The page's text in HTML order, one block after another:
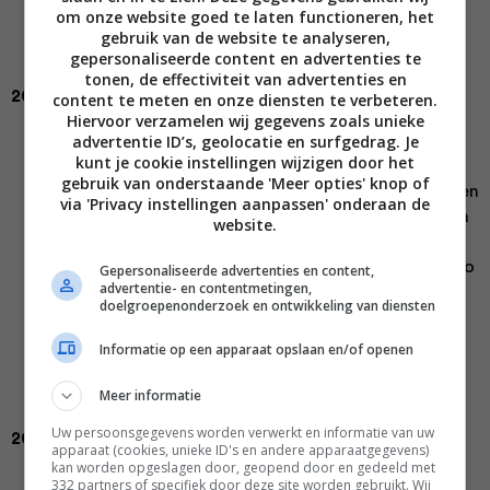
ze alles zien en proeven van haar Friese Roots tot
eeuwige inspiratiebron New York City!
2016
Hollen, rennen, vliegen en weer doorgaan. En
tussen al die drukte door het liefst gezond eten,
hóe dan? Met ‘On the go‘ van Rens maak je recepten
van tevoren – in het weekend of ‘s avonds -, zo kun
stoppen voor onderweg. Spring voortaan in de auto
of op de fiets met een perfect kickstartontbijt en
een goedgevulde broodtrommel waar je de show
mee steelt aan iedere lunchtafel. Stop ook een
zakje superlekkere, gezonde snacks in je tas, voor
als je snakt naar een zoete zonde – delen mag!
2017
Wie is er niet gek op een feestje? Nou, Rens wel! In
om onze website goed te laten functioneren, het
gebruik van de website te analyseren,
gepersonaliseerde content en advertenties te
tonen, de effectiviteit van advertenties en
content te meten en onze diensten te verbeteren.
Hiervoor verzamelen wij gegevens zoals unieke
advertentie ID’s, geolocatie en surfgedrag. Je
kunt je cookie instellingen wijzigen door het
gebruik van onderstaande 'Meer opties' knop of
via 'Privacy instellingen aanpassen' onderaan de
website.
Gepersonaliseerde advertenties en content,
advertentie- en contentmetingen,
doelgroepenonderzoek en ontwikkeling van diensten
Informatie op een apparaat opslaan en/of openen
Meer informatie
Uw persoonsgegevens worden verwerkt en informatie van uw
apparaat (cookies, unieke ID's en andere apparaatgegevens)
kan worden opgeslagen door, geopend door en gedeeld met
332 partners of specifiek door deze site worden gebruikt. Wij